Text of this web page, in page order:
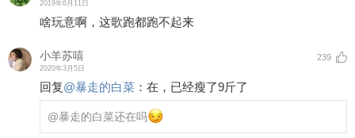
2019年6月11日
啥玩意啊，这歌跑都跑不起来
小羊苏嘻
2020年3月5日
239
回复@暴走的白菜 ： 在，已经瘦了9斤了
@暴走的白菜还在吗